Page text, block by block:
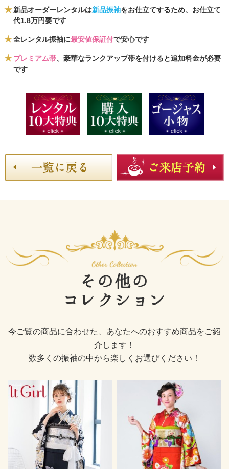
新品オーダーレンタルは新品振袖をお仕立てするため、お仕立て
代1.8万円要です
全レンタル振袖に最安値保証付で安心です
プレミアム帯、豪華なランクアップ帯を付けると追加料金が必要
です
その他の
コレクション
今ご覧の商品に合わせた、あなたへのおすすめ商品をご紹
介します！
数多くの振袖の中から楽しくお選びください！